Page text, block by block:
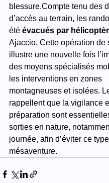
blessure.Compte tenu des
d’accès au terrain, les
été évacués par
Ajaccio. Cette opération de
illustre une nouvelle fois
des moyens spécialisés
les interventions en zones
montagneuses et isolées.
rappellent que la vigilance
préparation sont
sorties en nature,
journée, afin d’éviter ce
mésaventure.